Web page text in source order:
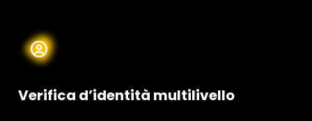
Verifica d’identità multilivello